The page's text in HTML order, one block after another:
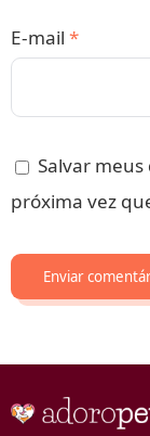
E-mail *
Salvar
próxima vez